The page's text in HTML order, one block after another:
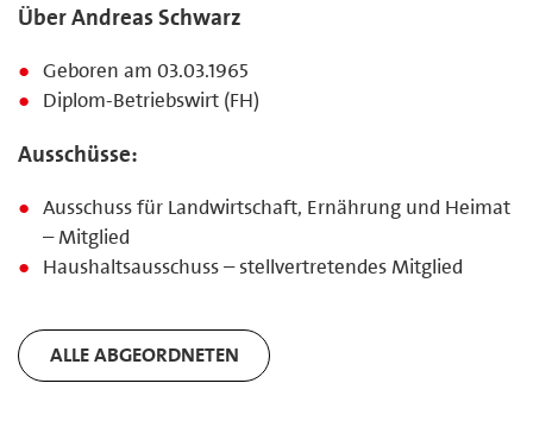
Über Andreas Schwarz
Geboren am 03.03.1965
Diplom-Betriebswirt (FH)
Ausschüsse:
Ausschuss für Landwirtschaft, Ernährung und Heimat
– Mitglied
Haushaltsausschuss – stellvertretendes Mitglied
ALLE ABGEORDNETEN